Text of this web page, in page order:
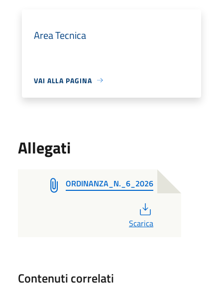
Area Tecnica
VAI ALLA PAGINA
Allegati
ORDINANZA_N._6_2026
Scarica
Contenuti correlati